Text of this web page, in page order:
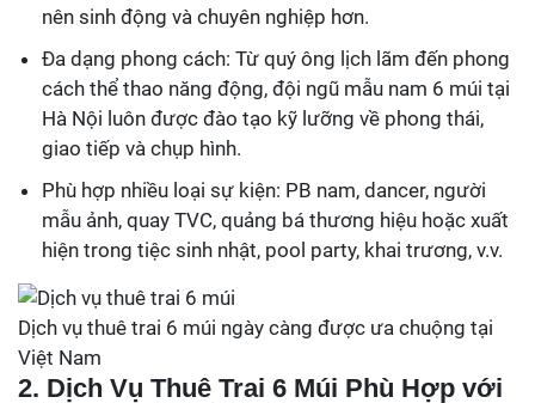
nên sinh động và chuyên nghiệp hơn.
Đa dạng phong cách: Từ quý ông lịch lãm đến phong
cách thể thao năng động, đội ngũ mẫu nam 6 múi tại
Hà Nội luôn được đào tạo kỹ lưỡng về phong thái,
giao tiếp và chụp hình.
Phù hợp nhiều loại sự kiện: PB nam, dancer, người
mẫu ảnh, quay TVC, quảng bá thương hiệu hoặc xuất
hiện trong tiệc sinh nhật, pool party, khai trương, v.v.
Dịch vụ thuê trai 6 múi ngày càng được ưa chuộng tại
Việt Nam
2. Dịch Vụ Thuê Trai 6 Múi Phù Hợp với